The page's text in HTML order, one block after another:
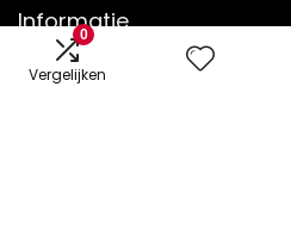
0
Vergelijken
Informatie
Contact